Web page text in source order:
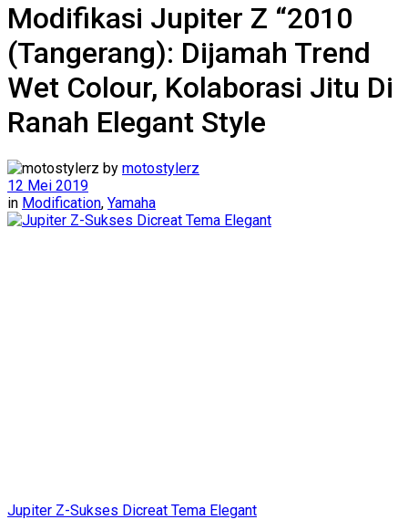
Modifikasi Jupiter Z “2010
(Tangerang): Dijamah Trend
Wet Colour, Kolaborasi Jitu Di
Ranah Elegant Style
by motostylerz
12 Mei 2019
in Modification, Yamaha
Jupiter Z-Sukses Dicreat Tema Elegant